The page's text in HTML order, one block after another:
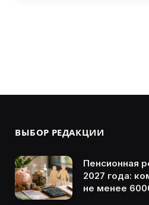
ВЫБОР РЕДАКЦИИ
Пенсионная
2027 года:
не менее